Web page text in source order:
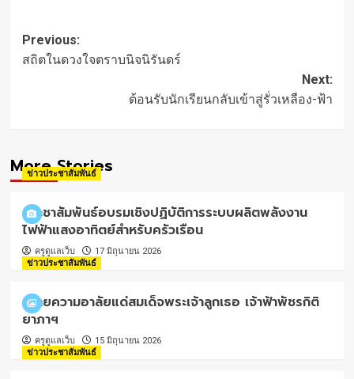
Post
navigation
Previous:
สถิตในดวงใจตราบนิจนิรันดร์
Next:
ต้อนรับนักเรียนกลับเข้าสู่รั่วเหลือง-ฟ้า
More Stories
ข่าวประชาสัมพันธ์
ประชาสัมพันธ์อบรมเชิงปฏิบัติการระบบผลิตพลังงาน
ไฟฟ้าแสงอาทิตย์สำหรับครัวเรือน
ครูดูแลเว็บ
17 มิถุนายน 2026
ข่าวประชาสัมพันธ์
ถวายความอาลัยแด่สมเด็จพระเจ้าลูกเธอ เจ้าฟ้าพัชรกิติ
ยาภาฯ
ครูดูแลเว็บ
15 มิถุนายน 2026
ข่าวประชาสัมพันธ์